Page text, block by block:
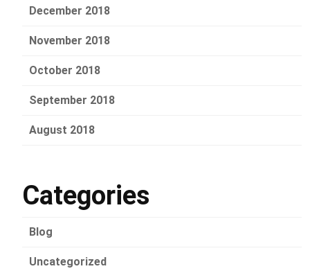
December 2018
November 2018
October 2018
September 2018
August 2018
Categories
Blog
Uncategorized